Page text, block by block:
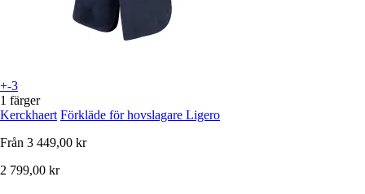
+-3
1 färger
Kerckhaert Förkläde för hovslagare Ligero
Från 3 449,00 kr
2 799,00 kr